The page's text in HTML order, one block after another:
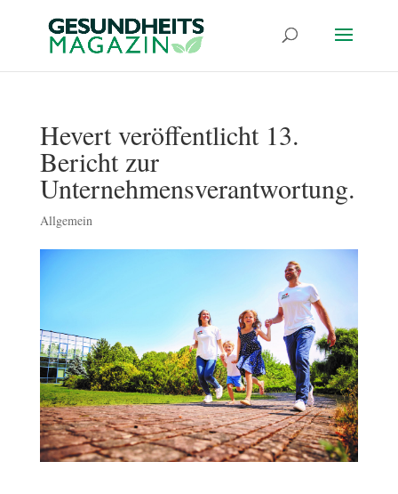
Hevert veröffentlicht 13.
Bericht zur
Unternehmensverantwortung.
Allgemein